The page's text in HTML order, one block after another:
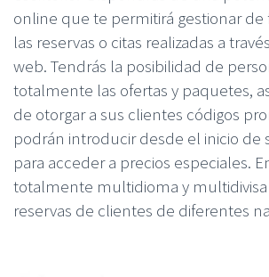
online que te permitirá gestionar de
las reservas o citas realizadas a
web. Tendrás la posibilidad de
totalmente las ofertas y paquetes,
de otorgar a sus clientes códigos
podrán introducir desde el inicio de
para acceder a precios especiales.
totalmente multidioma y
reservas de clientes de diferentes